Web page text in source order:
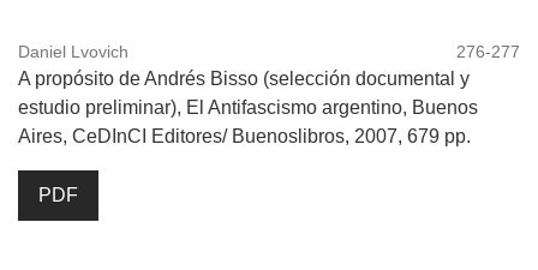
Daniel Lvovich 276-277
A propósito de Andrés Bisso (selección documental y
estudio preliminar), El Antifascismo argentino, Buenos
Aires, CeDInCI Editores/ Buenoslibros, 2007, 679 pp.
PDF